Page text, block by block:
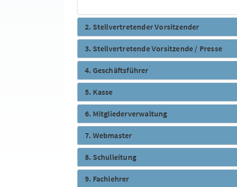
2. Stellvertretender Vorsitzender
3. Stellvertretende Vorsitzende / Presse
4. Geschäftsführer
5. Kasse
6. Mitgliederverwaltung
7. Webmaster
8. Schulleitung
9. Fachlehrer